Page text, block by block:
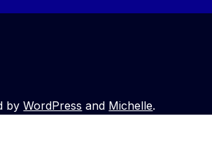
byWordPress and Michelle.